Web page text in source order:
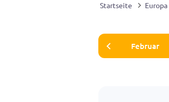
Startseite Europa
Februar